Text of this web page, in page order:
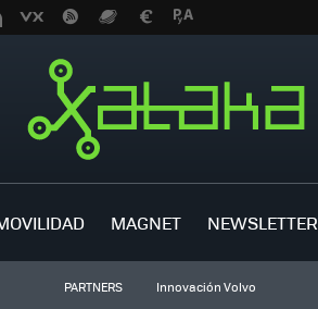
MAGNET NEWSLETTER
PARTNERS Innovación Volvo